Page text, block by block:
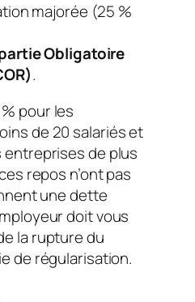
majorée (25 %
Obligatoire
.
pour les
de 20 salariés et
entreprises de plus
repos n’ont pas
une dette
doit vous
la rupture du
de régularisation.